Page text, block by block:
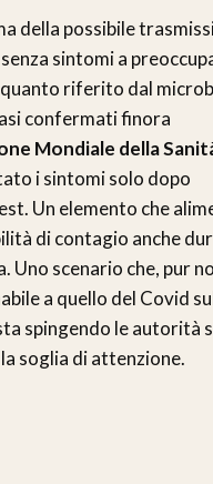
della possibile
sintomi a
riferito dal
confermati finora
Mondiale della
i sintomi solo dopo
Un elemento che
di contagio anche
Uno scenario che, pur
a quello del Covid
spingendo le autorità
soglia di attenzione.